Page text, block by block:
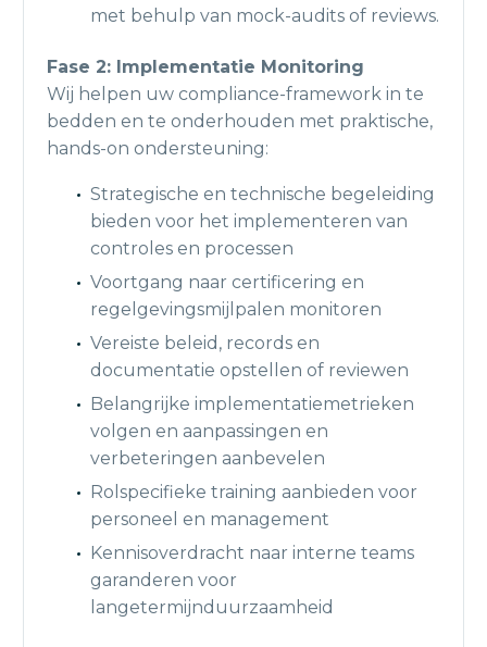
met behulp van mock-audits of reviews.
Fase 2: Implementatie Monitoring
Wij helpen uw compliance-framework in te
bedden en te onderhouden met praktische,
hands-on ondersteuning:
Strategische en technische begeleiding
bieden voor het implementeren van
controles en processen
Voortgang naar certificering en
regelgevingsmijlpalen monitoren
Vereiste beleid, records en
documentatie opstellen of reviewen
Belangrijke implementatiemetrieken
volgen en aanpassingen en
verbeteringen aanbevelen
Rolspecifieke training aanbieden voor
personeel en management
Kennisoverdracht naar interne teams
garanderen voor
langetermijnduurzaamheid